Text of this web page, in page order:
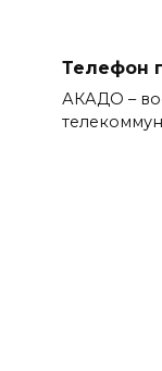
Телефон
АКАДО –